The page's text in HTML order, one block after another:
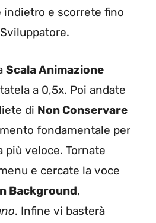
indietro e scorrete fino
Scala Animazione
a 0,5x. Poi andate
di Non Conservare
fondamentale per
più veloce. Tornate
e cercate la voce
Background,
. Infine vi basterà